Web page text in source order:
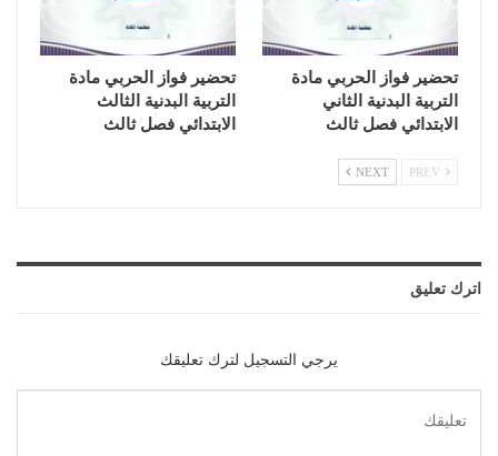
تحضير فواز الحربي مادة
التربية البدنية الثاني
الابتدائي فصل ثالث
تحضير فواز الحربي مادة
التربية البدنية الثالث
الابتدائي فصل ثالث
NEXT
اترك تعليق
يرجي التسجيل لترك تعليقك